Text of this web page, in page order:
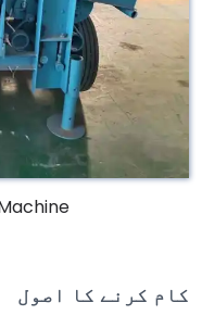
کام کرنے کا اصول